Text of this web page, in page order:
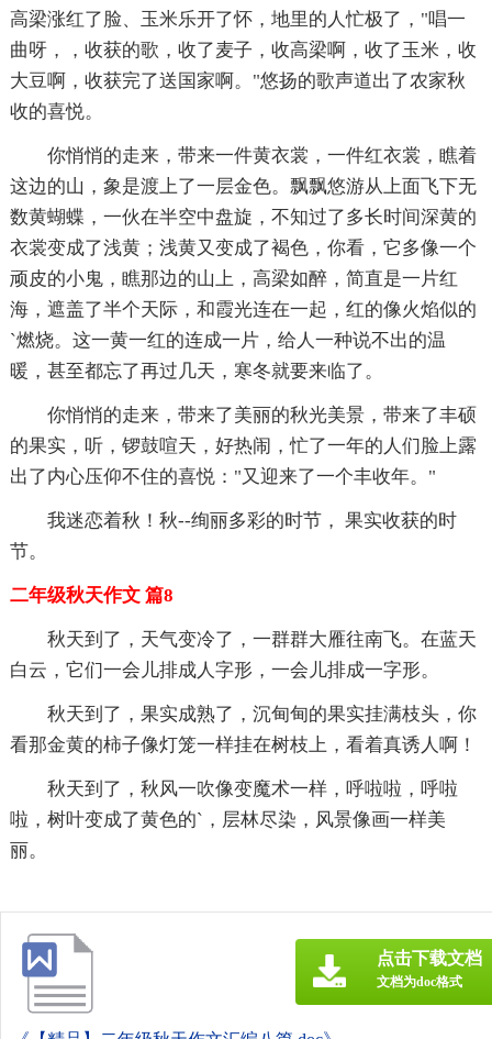
高梁涨红了脸、玉米乐开了怀，地里的人忙极了，"唱一
曲呀，，收获的歌，收了麦子，收高梁啊，收了玉米，收
大豆啊，收获完了送国家啊。"悠扬的歌声道出了农家秋
收的喜悦。
你悄悄的走来，带来一件黄衣裳，一件红衣裳，瞧着
这边的山，象是渡上了一层金色。飘飘悠游从上面飞下无
数黄蝴蝶，一伙在半空中盘旋，不知过了多长时间深黄的
衣裳变成了浅黄；浅黄又变成了褐色，你看，它多像一个
顽皮的小鬼，瞧那边的山上，高梁如醉，简直是一片红
海，遮盖了半个天际，和霞光连在一起，红的像火焰似的
`燃烧。这一黄一红的连成一片，给人一种说不出的温
暖，甚至都忘了再过几天，寒冬就要来临了。
你悄悄的走来，带来了美丽的秋光美景，带来了丰硕
的果实，听，锣鼓喧天，好热闹，忙了一年的人们脸上露
出了内心压仰不住的喜悦："又迎来了一个丰收年。"
我迷恋着秋！秋--绚丽多彩的时节， 果实收获的时
节。
二年级秋天作文 篇8
秋天到了，天气变冷了，一群群大雁往南飞。在蓝天
白云，它们一会儿排成人字形，一会儿排成一字形。
秋天到了，果实成熟了，沉甸甸的果实挂满枝头，你
看那金黄的柿子像灯笼一样挂在树枝上，看着真诱人啊！
秋天到了，秋风一吹像变魔术一样，呼啦啦，呼啦
啦，树叶变成了黄色的`，层林尽染，风景像画一样美
丽。
点击下载文档
文档为doc格式